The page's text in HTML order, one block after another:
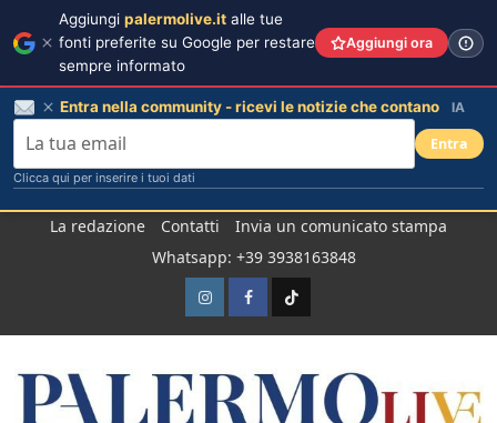
La redazione Contatti
Invia un comunicato stampa
Whatsapp: +39 3938163848
InstagramFacebook
TikTok
Aggiungi palermolive.it alle tue
fonti preferite su Google per restare
sempre informato
Aggiungi ora
Entra nella community - ricevi le notizie che contano IA
Entra
Clicca qui per inserire i tuoi dati